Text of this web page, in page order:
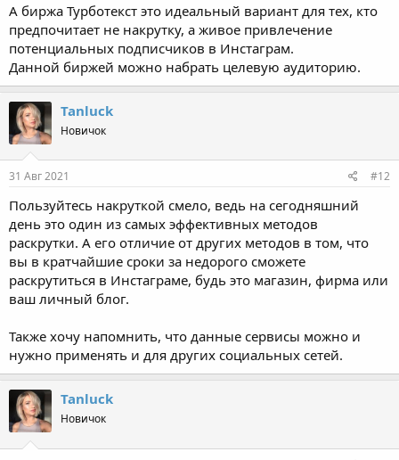
А биржа Турботекст это идеальный вариант для тех, кто
предпочитает не накрутку, а живое привлечение
потенциальных подписчиков в Инстаграм.
Данной биржей можно набрать целевую аудиторию.
Tanluck
Новичок
31 Авг 2021 #12
Пользуйтесь накруткой смело, ведь на сегодняшний
день это один из самых эффективных методов
раскрутки. А его отличие от других методов в том, что
вы в кратчайшие сроки за недорого сможете
раскрутиться в Инстаграме, будь это магазин, фирма или
ваш личный блог.
Также хочу напомнить, что данные сервисы можно и
нужно применять и для других социальных сетей.
Tanluck
Новичок